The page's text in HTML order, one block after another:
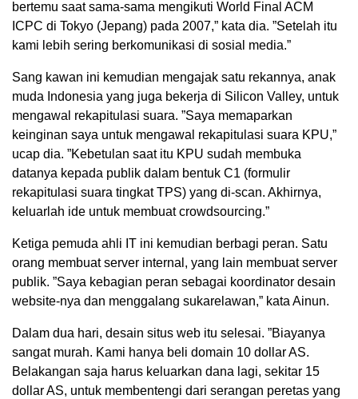
bertemu saat sama-sama mengikuti World Final ACM
ICPC di Tokyo (Jepang) pada 2007,” kata dia. ”Setelah itu
kami lebih sering berkomunikasi di sosial media.”
Sang kawan ini kemudian mengajak satu rekannya, anak
muda Indonesia yang juga bekerja di Silicon Valley, untuk
mengawal rekapitulasi suara. ”Saya memaparkan
keinginan saya untuk mengawal rekapitulasi suara KPU,”
ucap dia. ”Kebetulan saat itu KPU sudah membuka
datanya kepada publik dalam bentuk C1 (formulir
rekapitulasi suara tingkat TPS) yang di-scan. Akhirnya,
keluarlah ide untuk membuat crowdsourcing.”
Ketiga pemuda ahli IT ini kemudian berbagi peran. Satu
orang membuat server internal, yang lain membuat server
publik. ”Saya kebagian peran sebagai koordinator desain
website-nya dan menggalang sukarelawan,” kata Ainun.
Dalam dua hari, desain situs web itu selesai. ”Biayanya
sangat murah. Kami hanya beli domain 10 dollar AS.
Belakangan saja harus keluarkan dana lagi, sekitar 15
dollar AS, untuk membentengi dari serangan peretas yang